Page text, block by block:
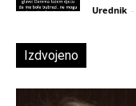
Urednik -
Izdvojeno